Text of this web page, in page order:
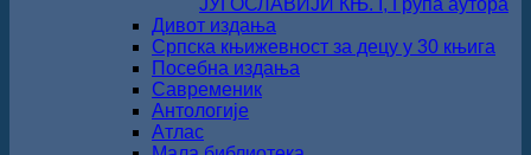
ЈУГОСЛАВИЈИ КЊ. I, Група аутора
Дивот издања
Српска књижевност за децу у 30 књига
Посебна издања
Савременик
Антологије
Атлас